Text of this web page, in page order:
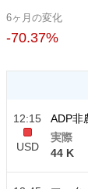
6ヶ月の変化
-70.37%
12:15
USD
ADP非
実際
44 K